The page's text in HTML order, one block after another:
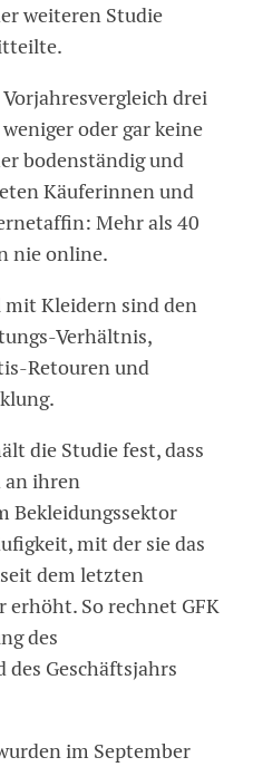
weiteren Studie
drei
oder gar keine
bodenständig und
Käuferinnen und
Mehr als 40
nie online.
Kleidern sind den
Verhältnis,
Retouren und
die Studie fest, dass
an ihren
Bekleidungssektor
mit der sie das
dem letzten
erhöht. So rechnet GFK
des
des Geschäftsjahrs
im September